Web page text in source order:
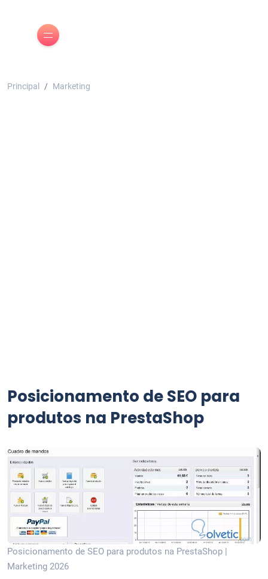
Principal Marketing
Posicionamento de SEO para
produtos na PrestaShop
Posicionamento de SEO para produtos na PrestaShop |
Marketing 2026